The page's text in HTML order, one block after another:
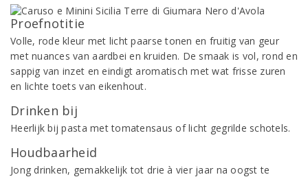
Proefnotitie
Volle, rode kleur met licht paarse tonen en fruitig van geur
met nuances van aardbei en kruiden. De smaak is vol, rond en
sappig van inzet en eindigt aromatisch met wat frisse zuren
en lichte toets van eikenhout.
Drinken bij
Heerlijk bij pasta met tomatensaus of licht gegrilde schotels.
Houdbaarheid
Jong drinken, gemakkelijk tot drie à vier jaar na oogst te